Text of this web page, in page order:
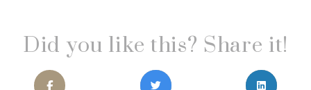
Did you like this? Share it!